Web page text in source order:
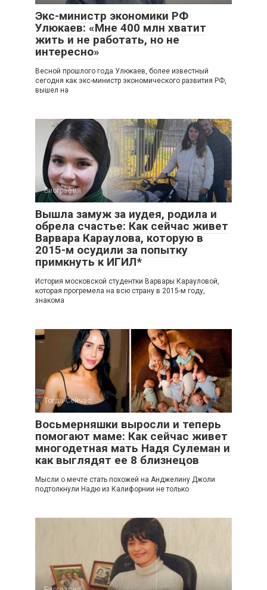
Экс-министр экономики РФ
Улюкаев: «Мне 400 млн хватит
жить и не работать, но не
интересно»
Весной прошлого года Улюкаев, более известный
сегодня как экс-министр экономического развития РФ,
вышел на
Биография
Вышла замуж за иудея, родила и
обрела счастье: Как сейчас живет
Варвара Караулова, которую в
2015-м осудили за попытку
примкнуть к ИГИЛ*
История московской студентки Варвары Карауловой,
которая прогремела на всю страну в 2015-м году,
знакома
Тогда-Сейчас
Восьмерняшки выросли и теперь
помогают маме: Как сейчас живет
многодетная мать Надя Сулеман и
как выглядят ее 8 близнецов
Мысли о мечте стать похожей на Анджелину Джоли
подтолкнули Надю из Калифорнии не только